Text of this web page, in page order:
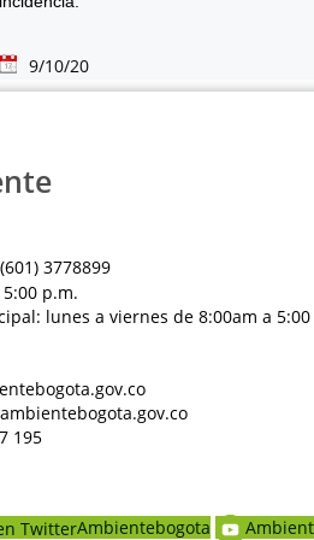
9/10/20
3778899
p.m.
lunes a viernes de 8:00am a
195
Ambientebogota